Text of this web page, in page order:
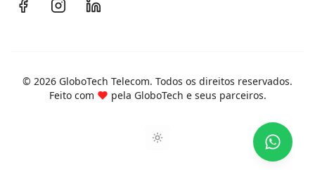
© 2026 GloboTech Telecom. Todos os direitos reservados.
Feito com
pela GloboTech e seus parceiros.
Toggle theme (loading)